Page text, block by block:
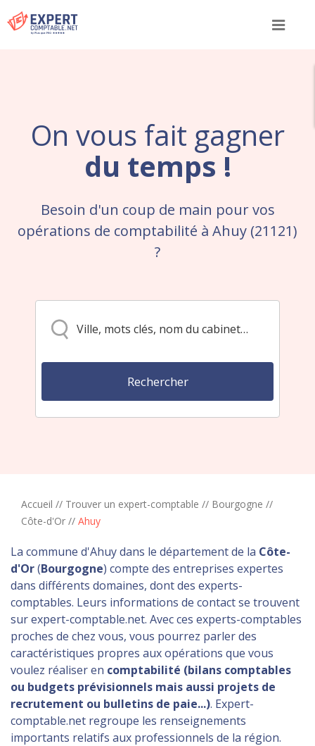
Menu
On vous fait gagner
du temps !
Besoin d'un coup de main pour vos
opérations de comptabilité à Ahuy (21121)
?
Accueil // Trouver un expert-comptable // Bourgogne //
Côte-d'Or // Ahuy
La commune d'Ahuy dans le département de la Côte-
d'Or(Bourgogne) compte des entreprises expertes
dans différents domaines, dont des experts-
comptables. Leurs informations de contact se trouvent
sur expert-comptable.net. Avec ces experts-comptables
proches de chez vous, vous pourrez parler des
caractéristiques propres aux opérations que vous
voulez réaliser en comptabilité (bilans comptables
ou budgets prévisionnels mais aussi projets de
recrutement ou bulletins de paie...). Expert-
comptable.net regroupe les renseignements
importants relatifs aux professionnels de la région.